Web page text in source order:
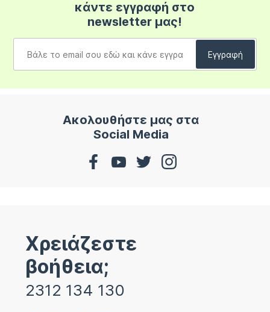
κάντε εγγραφή στο
newsletter μας!
Ακολουθήστε μας στα
Social Media
Χρειάζεστε
βοήθεια;
2312 134 130